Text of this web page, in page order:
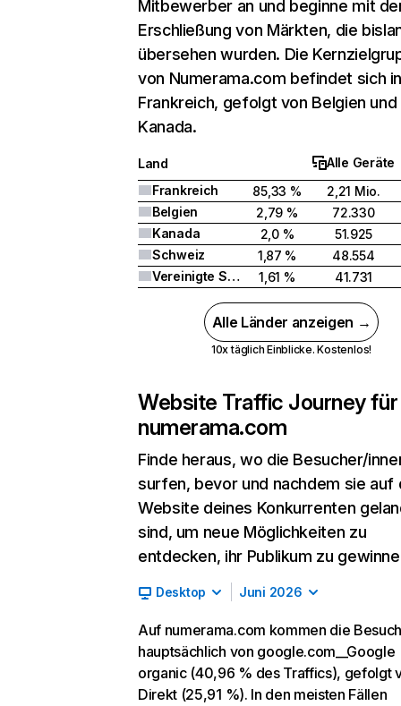
Mitbewerber an und beginne mit
Erschließung von Märkten, die
übersehen wurden. Die
von Numerama.com befindet sich
Frankreich, gefolgt von Belgien und
Kanada.
Land
Alle Geräte
Frankreich
85,33 %
2,21 Mio.
Belgien
2,79 %
72.330
Kanada
2,0 %
51.925
Schweiz
1,87 %
48.554
Vereinigte Staaten
1,61 % 41.731
Alle Länder anzeigen →
10x täglich Einblicke. Kostenlos!
Website Traffic Journey für
numerama.com
Finde heraus, wo die Besucher/
surfen, bevor und nachdem sie auf
Website deines Konkurrenten
sind, um neue Möglichkeiten zu
entdecken, ihr Publikum zu
Desktop Juni 2026
Auf numerama.com kommen die
hauptsächlich von google.com__Google
organic (40,96 % des Traffics), gefolgt
Direkt (25,91 %). In den meisten Fällen